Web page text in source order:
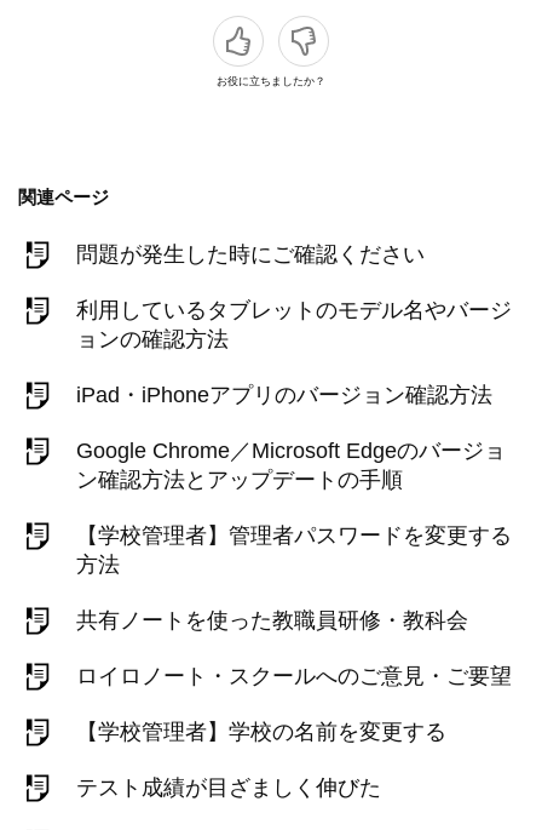
お役に立ちましたか？
関連ページ
問題が発生した時にご確認ください
利用しているタブレットのモデル名やバージ
ョンの確認方法
iPad・iPhoneアプリのバージョン確認方法
Google Chrome／Microsoft Edgeのバージョ
ン確認方法とアップデートの手順
【学校管理者】管理者パスワードを変更する
方法
共有ノートを使った教職員研修・教科会
ロイロノート・スクールへのご意見・ご要望
【学校管理者】学校の名前を変更する
テスト成績が目ざましく伸びた